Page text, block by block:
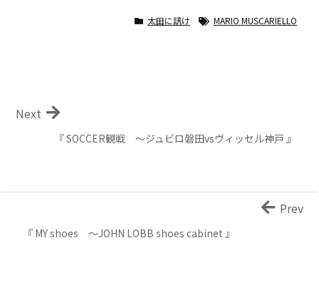
太田に訊け MARIO MUSCARIELLO
『 SOCCER観戦 ～ジュビロ磐田vsヴィッセル神戸 』
Next
『 MY shoes ～JOHN LOBB shoes cabinet 』
Prev